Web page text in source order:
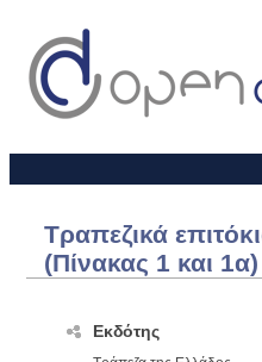
Τραπεζικά
(Πίνακας 1 και 1α)
Εκδότης